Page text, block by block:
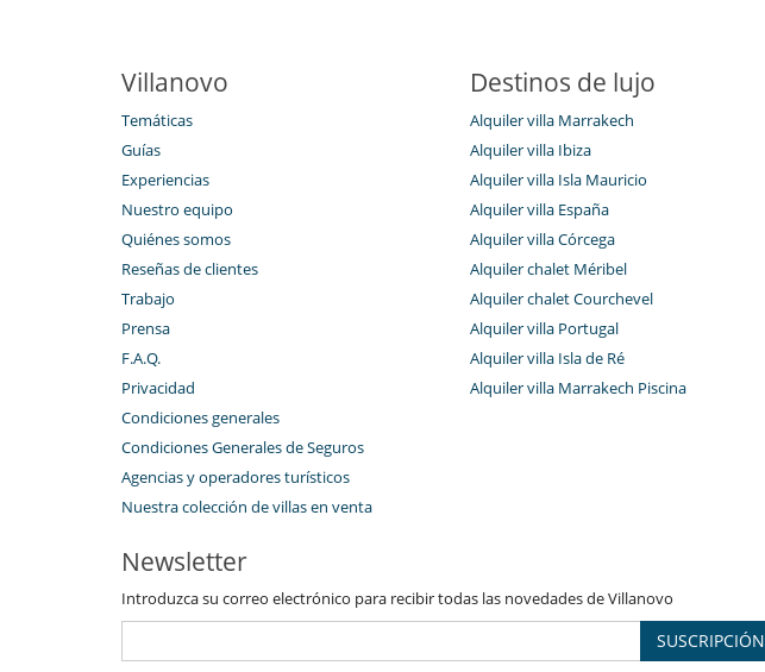
Villanovo
Temáticas
Guías
Experiencias
Nuestro equipo
Quiénes somos
Reseñas de clientes
Trabajo
Prensa
F.A.Q.
Privacidad
Condiciones generales
Condiciones Generales de Seguros
Agencias y operadores turísticos
Nuestra colección de villas en venta
Destinos de lujo
Alquiler villa Marrakech
Alquiler villa Ibiza
Alquiler villa Isla Mauricio
Alquiler villa España
Alquiler villa Córcega
Alquiler chalet Méribel
Alquiler chalet Courchevel
Alquiler villa Portugal
Alquiler villa Isla de Ré
Alquiler villa Marrakech Piscina
Newsletter
Introduzca su correo electrónico para recibir todas las novedades de Villanovo
SUSCRIPCIÓN